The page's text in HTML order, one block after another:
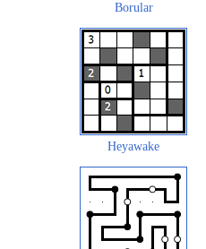
Borular
Heyawake